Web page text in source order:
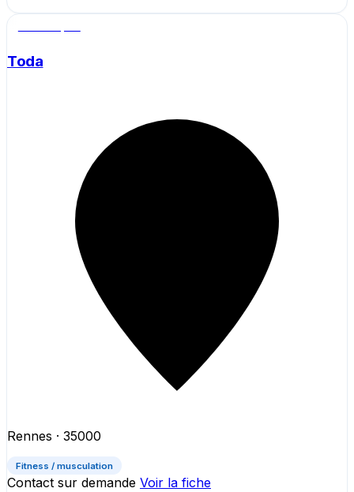
Toda
Rennes · 35000
Fitness / musculation
Contact sur demande Voir la fiche